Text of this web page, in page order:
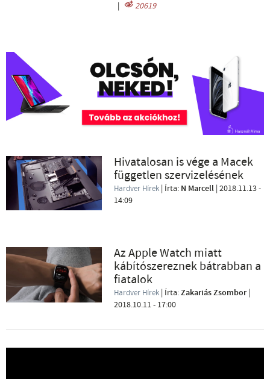
|
20619
Hivatalosan is vége a Macek
független szervizelésének
Hardver Hírek | Írta: N Marcell |2018.11.13 -
14:09
Az Apple Watch miatt
kábítószereznek bátrabban a
fiatalok
Hardver Hírek | Írta:Zakariás Zsombor |
2018.10.11 - 17:00